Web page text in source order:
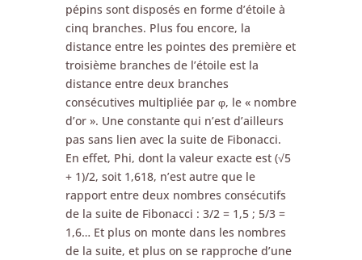
pépins sont disposés en forme d’étoile à
cinq branches. Plus fou encore, la
distance entre les pointes des première et
troisième branches de l’étoile est la
distance entre deux branches
consécutives multipliée par φ, le « nombre
d’or ». Une constante qui n’est d’ailleurs
pas sans lien avec la suite de Fibonacci.
En effet, Phi, dont la valeur exacte est (√5
+ 1)/2, soit 1,618, n’est autre que le
rapport entre deux nombres consécutifs
de la suite de Fibonacci : 3/2 = 1,5 ; 5/3 =
1,6… Et plus on monte dans les nombres
de la suite, et plus on se rapproche d’une